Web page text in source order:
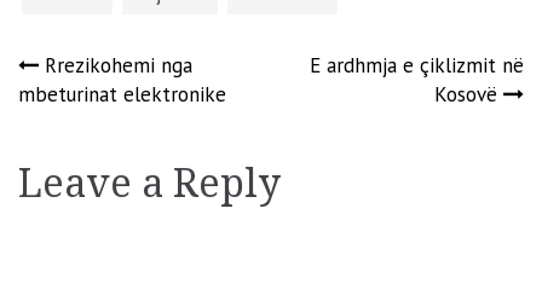
Post
navigation
Rrezikohemi nga
mbeturinat elektronike
E ardhmja e çiklizmit në
Kosovë
Leave a Reply